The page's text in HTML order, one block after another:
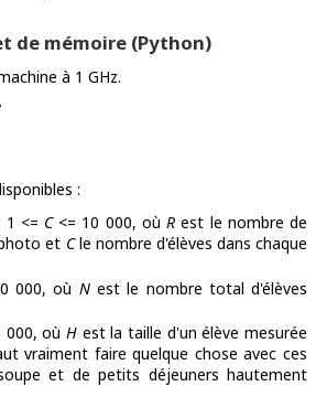
de mémoire (Python)
à 1 GHz.
:
1 <= C<= 10 000, oùR est le nombre de
et Cle nombre d'élèves dans chaque
000, où Nest le nombre total d'élèves
000, oùH est la taille d'un élève mesurée
vraiment faire quelque chose avec ces
et de petits déjeuners hautement